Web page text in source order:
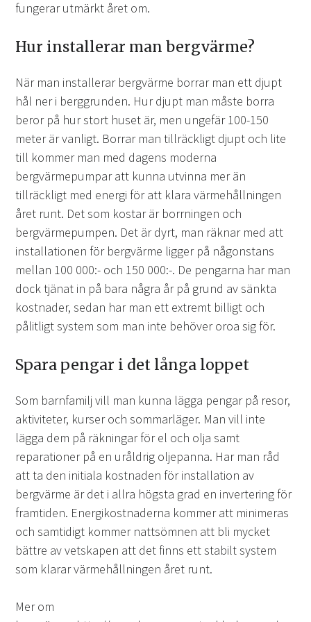
fungerar utmärkt året om.
Hur installerar man bergvärme?
När man installerar bergvärme borrar man ett djupt
hål ner i berggrunden. Hur djupt man måste borra
beror på hur stort huset är, men ungefär 100-150
meter är vanligt. Borrar man tillräckligt djupt och lite
till kommer man med dagens moderna
bergvärmepumpar att kunna utvinna mer än
tillräckligt med energi för att klara värmehållningen
året runt. Det som kostar är borrningen och
bergvärmepumpen. Det är dyrt, man räknar med att
installationen för bergvärme ligger på någonstans
mellan 100 000:- och 150 000:-. De pengarna har man
dock tjänat in på bara några år på grund av sänkta
kostnader, sedan har man ett extremt billigt och
pålitligt system som man inte behöver oroa sig för.
Spara pengar i det långa loppet
Som barnfamilj vill man kunna lägga pengar på resor,
aktiviteter, kurser och sommarläger. Man vill inte
lägga dem på räkningar för el och olja samt
reparationer på en uråldrig oljepanna. Har man råd
att ta den initiala kostnaden för installation av
bergvärme är det i allra högsta grad en invertering för
framtiden. Energikostnaderna kommer att minimeras
och samtidigt kommer nattsömnen att bli mycket
bättre av vetskapen att det finns ett stabilt system
som klarar värmehållningen året runt.
Mer om